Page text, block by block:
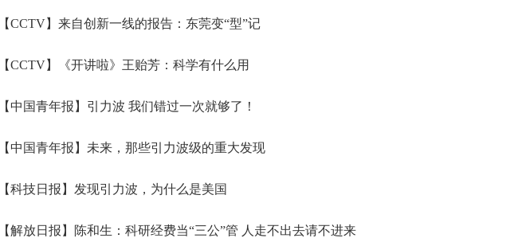
【CCTV】来自创新一线的报告：东莞变“型”记
【CCTV】《开讲啦》王贻芳：科学有什么用
【中国青年报】引力波 我们错过一次就够了！
【中国青年报】未来，那些引力波级的重大发现
【科技日报】发现引力波，为什么是美国
【解放日报】陈和生：科研经费当“三公”管 人走不出去请不进来